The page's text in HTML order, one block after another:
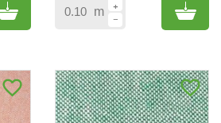
Add to cart m Add
favorite_border favorite_border